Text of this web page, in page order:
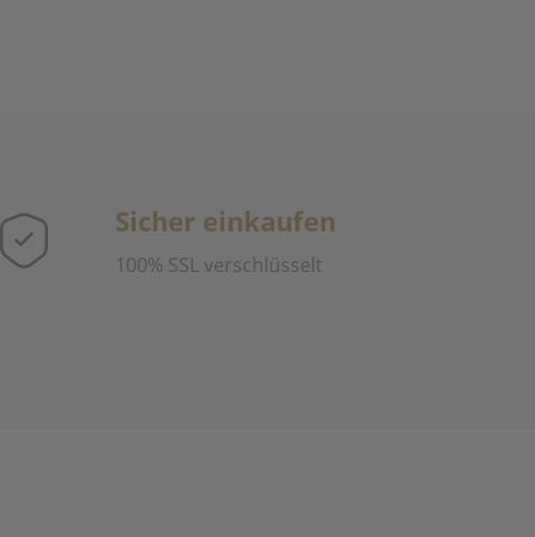
Sicher einkaufen
100% SSL verschlüsselt